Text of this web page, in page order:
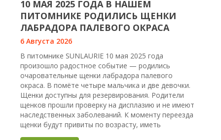
10 МАЯ 2025 ГОДА В НАШЕМ
ПИТОМНИКЕ РОДИЛИСЬ ЩЕНКИ
ЛАБРАДОРА ПАЛЕВОГО ОКРАСА
6 Августа 2026
В питомнике SUNLAURIE 10 мая 2025 года
произошло радостное событие — родились
очаровательные щенки лабрадора палевого
окраса. В помёте четыре мальчика и две девочки.
Щенки доступны для резервирования. Родители
щенков прошли проверку на дисплазию и не имеют
наследственных заболеваний. К моменту переезда
щенки будут привиты по возрасту, иметь